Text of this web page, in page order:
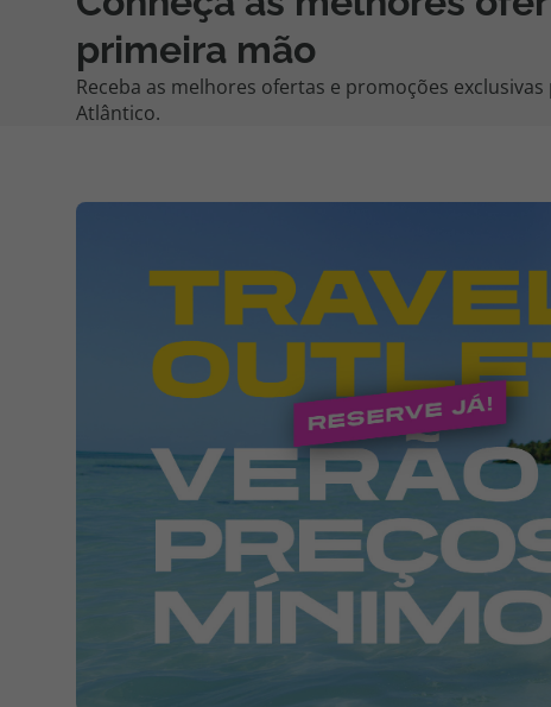
primeira mão
Receba as melhores ofertas e promoções
Atlântico.